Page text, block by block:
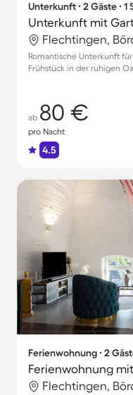
Unterkunft ∙ 2 Gäste ∙
Unterkunft mit
Flechtingen,
Romantische Unterkunft
Frühstück in der ruhigen
ab 80 €
pro Nacht
4.5
Ferienwohnung ∙ 2
Flechtingen,